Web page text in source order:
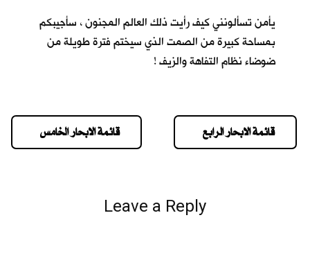
يأمن تسألونني كيف رأيت ذلك العالم المجنون ، سأجيبكم
بمساحة كبيرة من الصمت الذي سيختم فترة طويلة من
ضوضاء نظام التفاهة والزيف !
قائمة الابحار الخامس قائمة الابحار الرابع
Leave a Reply